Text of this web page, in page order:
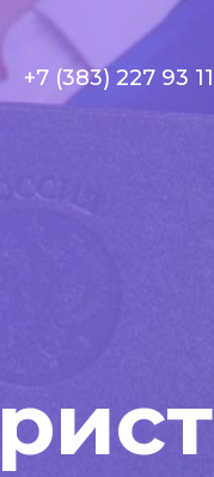
+7 (383) 227 93 11